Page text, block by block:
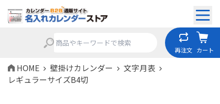
再注文 カート
HOME 壁掛けカレンダー
文字月表
レギュラーサイズB4切